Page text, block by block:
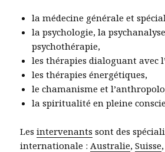
la médecine générale et
la psychologie, la
psychothérapie,
les thérapies dialoguant avec
les thérapies énergétiques,
le chamanisme et
la spiritualité en pleine
Lesintervenants sont des
internationale : Australie,Suisse